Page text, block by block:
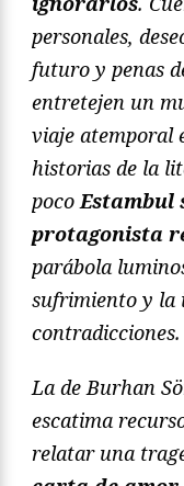
personales,
futuro y penas
entretejen un
viaje atemporal
historias de la
pocoEstambul
protagonista
parábola
sufrimiento y la
contradicciones.
La de Burhan
escatima
relatar una